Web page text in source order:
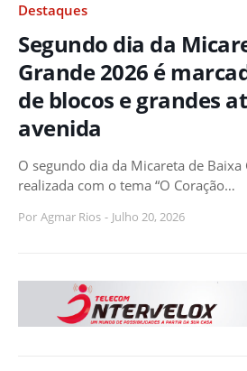
Destaques
Segundo dia da
Grande 2026 é
de blocos e grandes
avenida
O segundo dia da Micareta de Baixa
realizada com o tema “O Coração…
Por Agmar Rios - Julho 20, 2026